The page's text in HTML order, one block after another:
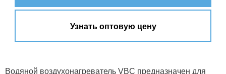
Узнать оптовую цену
Водяной воздухонагреватель VBC предназначен для